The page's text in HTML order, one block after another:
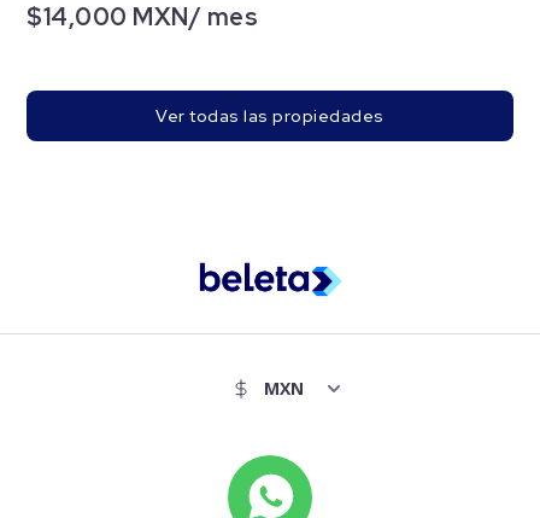
$14,000 MXN/ mes
Ver todas las propiedades